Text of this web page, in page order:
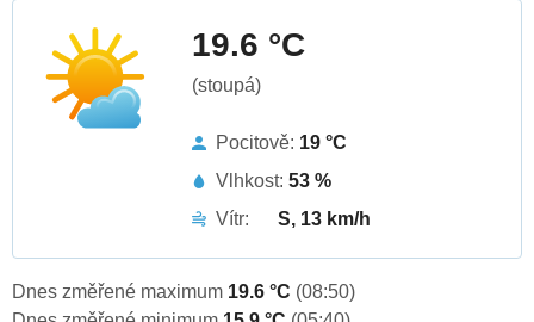
19.6 °C
(stoupá)
Pocitově: 19 °C
Vlhkost: 53 %
Vítr:
S, 13 km/h
Dnes změřené maximum 19.6 °C (08:50)